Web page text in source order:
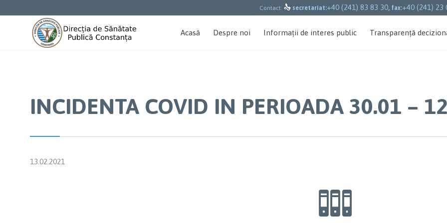
Contact:  secretariat:+40 (241) 83 83 30, fax:+40 (241) 23
Acasă Despre noi Informații de interes public Transparență
INCIDENTA COVID IN PERIOADA 30.01 –
13.02.2021
